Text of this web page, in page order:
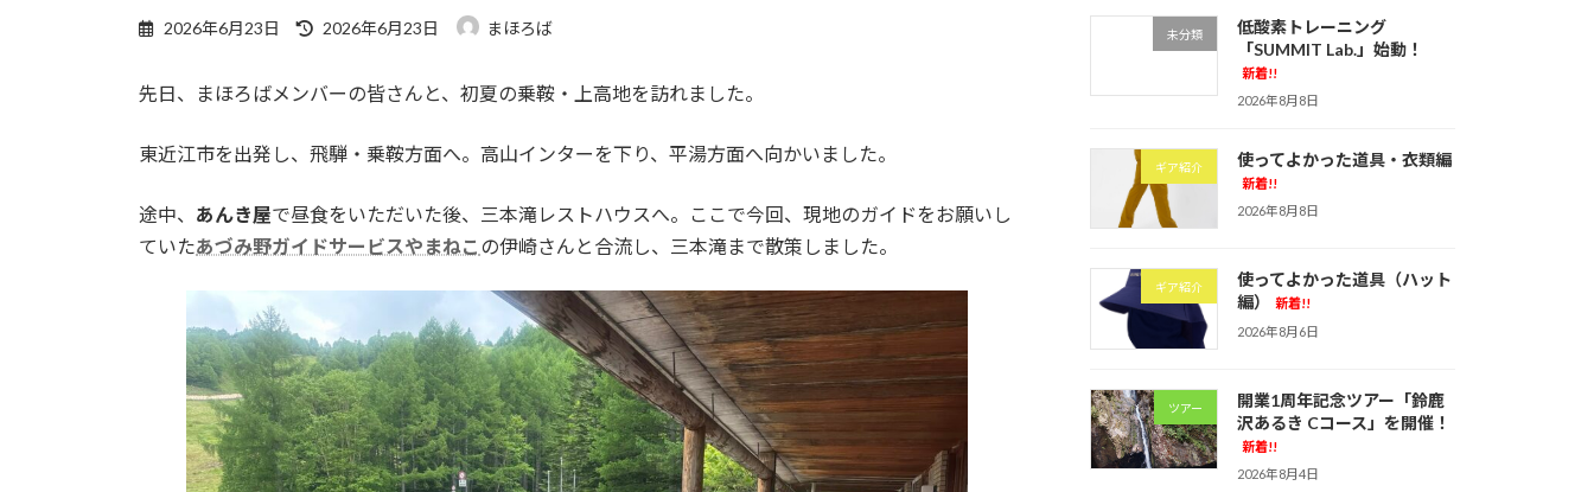
2026年6月23日
最
新
時
:
2026年6月23日 まほろば
先日、まほろばメンバーの皆さんと、初夏の乗鞍・上高地を訪れました。
東近江市を出発し、飛騨・乗鞍方面へ。高山インターを下り、平湯方面へ向かいました。
途中、 あんき屋で昼食をいただいた後、三本滝レストハウスへ。ここで今回、現地のガイドをお願いし
ていたあづみ野ガイドサービスやまねこ の伊崎さんと合流し、三本滝まで散策しました。
未分類
低酸素トレーニング
「SUMMIT Lab.」始動！
新着!!
2026年8月8日
ギア紹介 使ってよかった道具・衣類編
新着!!
2026年8月8日
ギア紹介
使ってよかった道具（ハット
編）
新着!!
2026年8月6日
ツアー
開業1周年記念ツアー「鈴鹿
沢あるき Cコース」を開催！
新着!!
2026年8月4日